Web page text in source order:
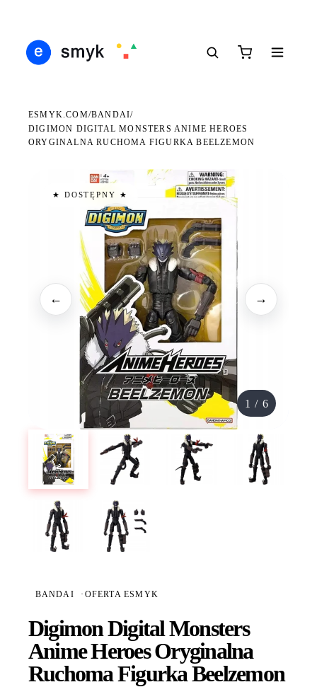
ESMYK.COM/BANDAI/
DIGIMON DIGITAL MONSTERS ANIME HEROES
ORYGINALNA RUCHOMA FIGURKA BEELZEMON
★ DOSTĘPNY ★
← →
1 / 6
BANDAI · OFERTA ESMYK
Digimon Digital Monsters
Anime Heroes Oryginalna
Ruchoma Figurka Beelzemon